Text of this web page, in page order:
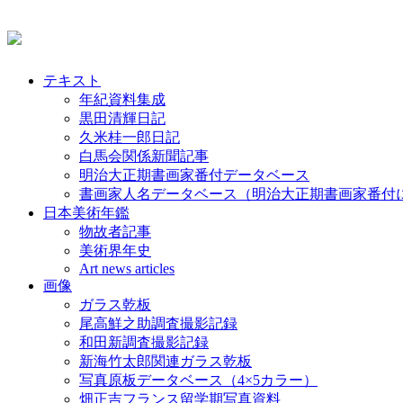
テキスト
年紀資料集成
黒田清輝日記
久米桂一郎日記
白馬会関係新聞記事
明治大正期書画家番付データベース
書画家人名データベース（明治大正期書画家番付
日本美術年鑑
物故者記事
美術界年史
Art news articles
画像
ガラス乾板
尾高鮮之助調査撮影記録
和田新調査撮影記録
新海竹太郎関連ガラス乾板
写真原板データベース（4×5カラー）
畑正吉フランス留学期写真資料